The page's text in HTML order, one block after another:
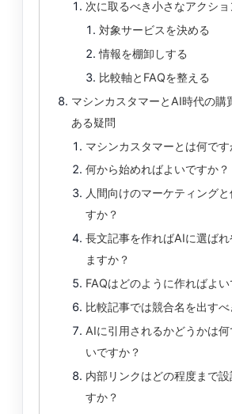
次に取るべき小さなアクショ
対象サービスを決める
情報を棚卸しする
比較軸とFAQを整える
マシンカスタマーとAI時代の購
ある疑問
マシンカスタマーとは何です
何から始めればよいですか？
人間向けのマーケティングと
すか？
長文記事を作ればAIに選ばれ
ますか？
FAQはどのように作ればよい
比較記事では競合名を出すべ
AIに引用されるかどうかは何
いですか？
内部リンクはどの程度まで
すか？